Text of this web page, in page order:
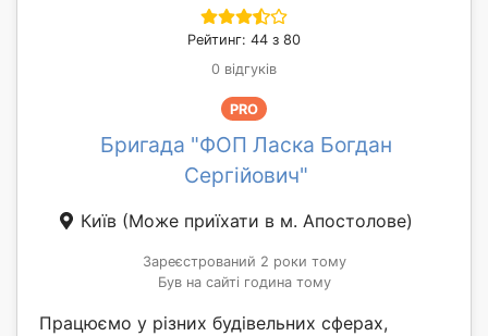
Рейтинг: 44 з 80
0 відгуків
PRO
Бригада "ФОП Ласка Богдан
Сергійович"
Київ (Може приїхати в м. Апостолове)
Зареєстрований 2 роки тому
Був на сайті година тому
Працюємо у різних будівельних сферах,